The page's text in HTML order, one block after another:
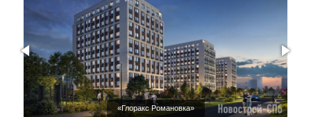
поселки
Санкт-
Петербурге
Коттеджные
поселки
«Глоракс Романовка»